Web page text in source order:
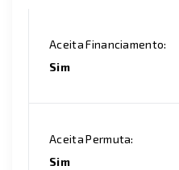
Aceita Financiamento:
Sim
Aceita Permuta:
Sim